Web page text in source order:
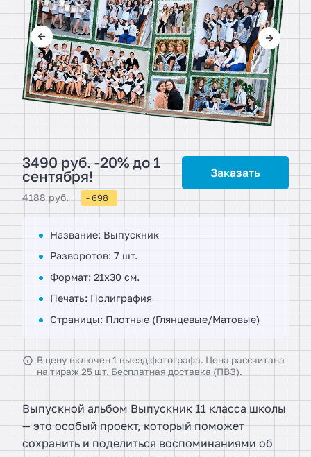
3490 руб. -20% до 1
сентября!
4188 руб. - 698
Заказать
Название: Выпускник
Разворотов: 7 шт.
Формат: 21х30 см.
Печать: Полиграфия
Страницы: Плотные (Глянцевые/Матовые)
В цену включен 1 выезд фотографа. Цена рассчитана
на тираж 25 шт. Бесплатная доставка (ПВЗ).
Выпускной альбом Выпускник 11 класса школы
— это особый проект, который поможет
сохранить и поделиться воспоминаниями об